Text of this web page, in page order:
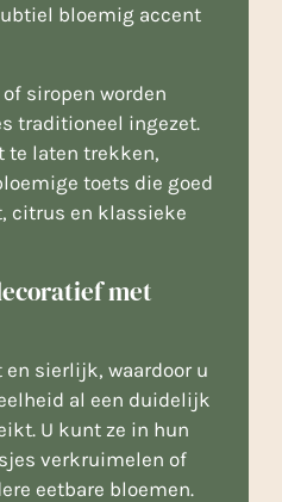
bloemig accent
siropen worden
traditioneel ingezet.
te laten trekken,
toets die goed
citrus en klassieke
met
sierlijk, waardoor u
al een duidelijk
U kunt ze in hun
verkruimelen of
eetbare bloemen.